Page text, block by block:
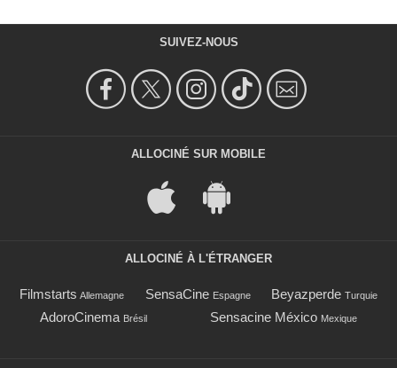
SUIVEZ-NOUS
ALLOCINÉ SUR MOBILE
ALLOCINÉ À L'ÉTRANGER
Filmstarts Allemagne SensaCine Espagne Beyazperde Turquie
AdoroCinema Brésil Sensacine México Mexique